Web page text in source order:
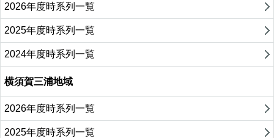
2026年度時系列一覧
2025年度時系列一覧
2024年度時系列一覧
横須賀三浦地域
2026年度時系列一覧
2025年度時系列一覧